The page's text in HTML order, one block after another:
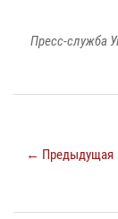
Пресс-служба
← Предыдущая